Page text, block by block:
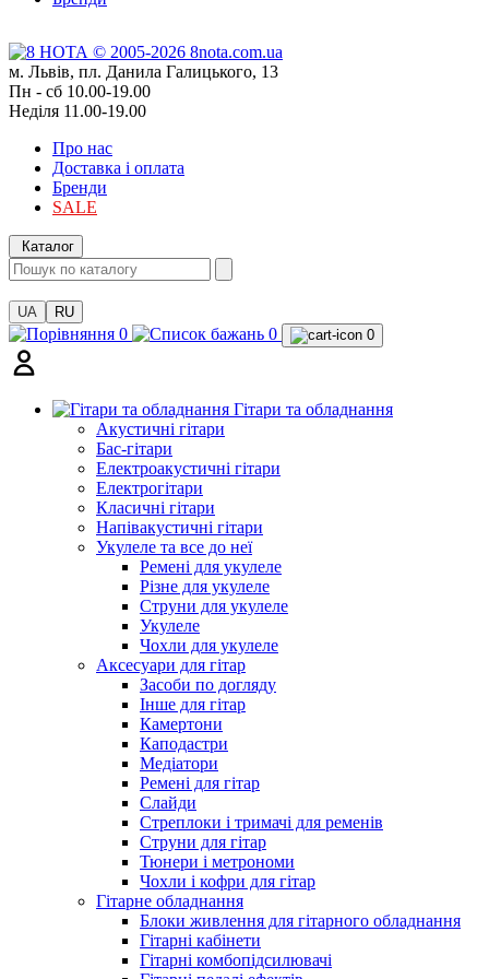
м. Львів, пл. Данила Галицького, 13
Пн - сб 10.00-19.00
Неділя 11.00-19.00
Про нас
Доставка і оплата
Бренди
SALE
Каталог
UA RU
0 0 0
Гітари та обладнання
Акустичні гітари
Бас-гітари
Електроакустичні гітари
Електрогітари
Класичні гітари
Напівакустичні гітари
Укулеле та все до неї
Ремені для укулеле
Різне для укулеле
Струни для укулеле
Укулеле
Чохли для укулеле
Аксесуари для гітар
Засоби по догляду
Інше для гітар
Камертони
Каподастри
Медіатори
Ремені для гітар
Слайди
Стреплоки і тримачі для ременів
Струни для гітар
Тюнери і метрономи
Чохли і кофри для гітар
Гітарне обладнання
Блоки живлення для гітарного обладнання
Гітарні кабінети
Гітарні комбопідсилювачі